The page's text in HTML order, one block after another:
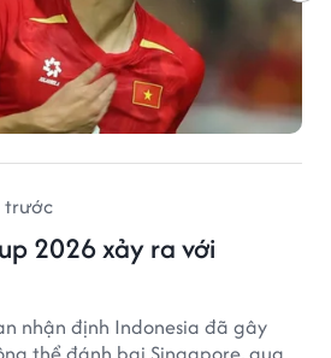
trước
2026 xảy ra với
nhận định Indonesia đã gây